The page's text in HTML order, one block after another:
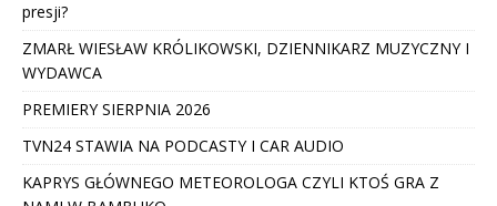
presji?
ZMARŁ WIESŁAW KRÓLIKOWSKI, DZIENNIKARZ MUZYCZNY I
WYDAWCA
PREMIERY SIERPNIA 2026
TVN24 STAWIA NA PODCASTY I CAR AUDIO
KAPRYS GŁÓWNEGO METEOROLOGA CZYLI KTOŚ GRA Z